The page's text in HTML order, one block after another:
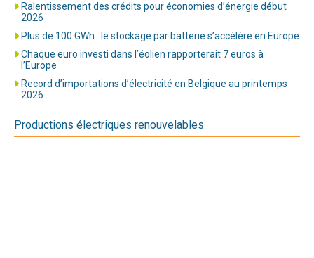
Ralentissement des crédits pour économies d’énergie début
2026
Plus de 100 GWh : le stockage par batterie s’accélère en Europe
Chaque euro investi dans l’éolien rapporterait 7 euros à
l’Europe
Record d’importations d’électricité en Belgique au printemps
2026
Productions électriques renouvelables